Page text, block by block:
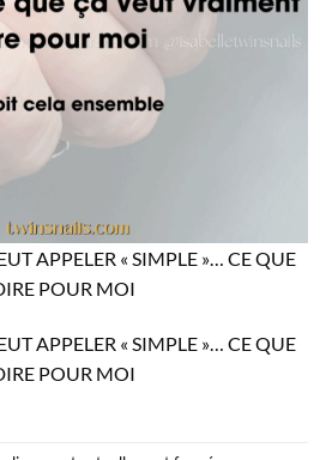
APPELER « SIMPLE »… CE QUE
POUR MOI
APPELER « SIMPLE »… CE QUE
POUR MOI